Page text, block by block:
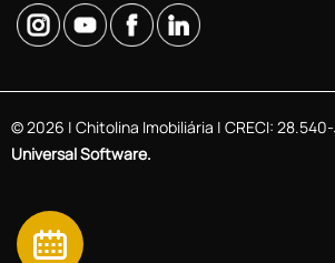
© 2026 | Chitolina Imobiliária | CRECI:
Universal Software.